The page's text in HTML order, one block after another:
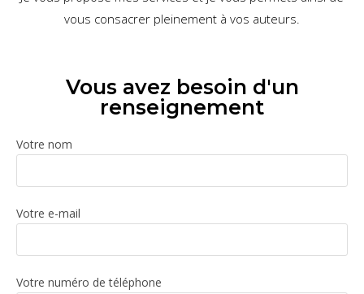
vous consacrer pleinement à vos auteurs.
Vous avez besoin d'un
renseignement
Votre nom
Votre e-mail
Votre numéro de téléphone